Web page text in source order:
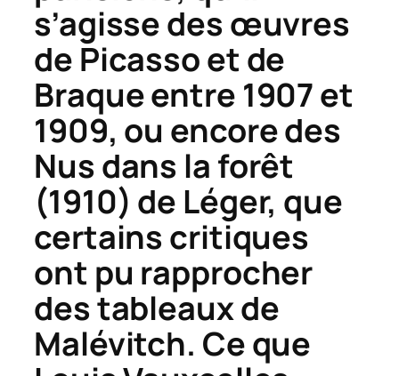
s’agisse des œuvres
de Picasso et de
Braque entre 1907 et
1909, ou encore des
Nus dans la forêt
(1910) de Léger, que
certains critiques
ont pu rapprocher
des tableaux de
Malévitch. Ce que